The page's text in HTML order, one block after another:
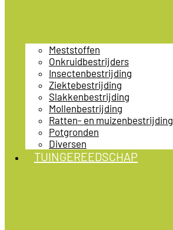
Meststoffen
Onkruidbestrijders
Insectenbestrijding
Ziektebestrijding
Slakkenbestrijding
Mollenbestrijding
Ratten- en muizenbestrijding
Potgronden
Diversen
TUINGEREEDSCHAP